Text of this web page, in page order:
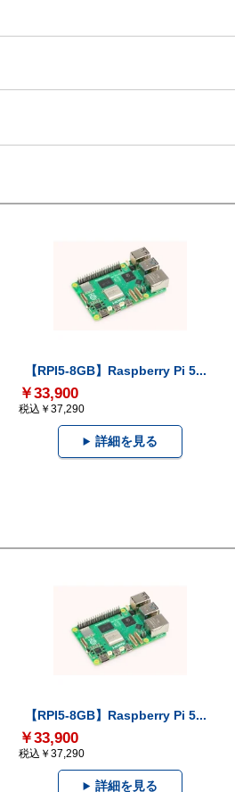
【RPI5-8GB】Raspberry Pi 5...
￥33,900
税込￥37,290
詳細を見る
【RPI5-8GB】Raspberry Pi 5...
￥33,900
税込￥37,290
詳細を見る